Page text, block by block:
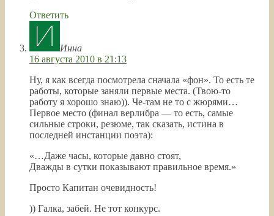
Ответить
Инна
16 августа 2010 в 21:13
Ну, я как всегда посмотрела сначала «фон». То есть те
работы, которые заняли первые места. (Твою-то
работу я хорошо знаю)). Че-там не то с жюрями…
Первое место (финал верлибра — то есть, самые
сильные строки, резюме, так сказать, истина в
последней инстанции поэта):
«…Даже часы, которые давно стоят,
Дважды в сутки показывают правильное время.»
Просто Капитан очевидность!
)) Галка, забей. Не тот конкурс.